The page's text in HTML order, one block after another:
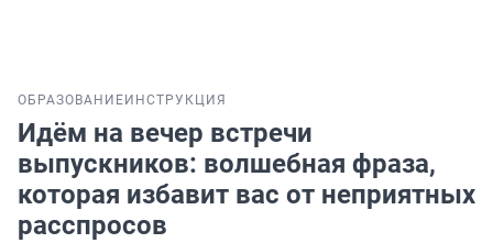
ОБРАЗОВАНИЕ ИНСТРУКЦИЯ
Идём на вечер встречи
выпускников: волшебная фраза,
которая избавит вас от неприятных
расспросов